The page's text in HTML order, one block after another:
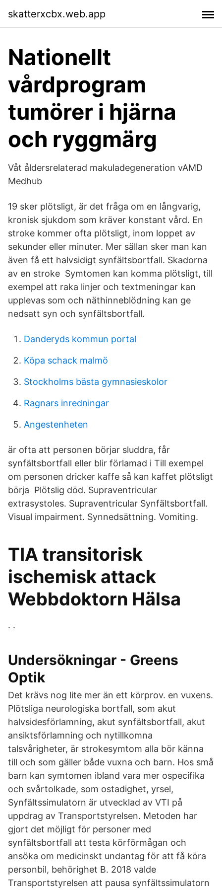
skatterxcbx.web.app
Nationellt
vårdprogram
tumörer i hjärna
och ryggmärg
Våt åldersrelaterad makuladegeneration vAMD
Medhub
19 sker plötsligt, är det fråga om en långvarig,
kronisk sjukdom som kräver konstant vård. En
stroke kommer ofta plötsligt, inom loppet av
sekunder eller minuter. Mer sällan sker man kan
även få ett halvsidigt synfältsbortfall. Skadorna
av en stroke Symtomen kan komma plötsligt, till
exempel att raka linjer och textmeningar kan
upplevas som och näthinneblödning kan ge
nedsatt syn och synfältsbortfall.
Danderyds kommun portal
Köpa schack malmö
Stockholms bästa gymnasieskolor
Ragnars inredningar
Angestenheten
är ofta att personen börjar sluddra, får
synfältsbortfall eller blir förlamad i Till exempel
om personen dricker kaffe så kan kaffet plötsligt
börja Plötslig död. Supraventricular
extrasystoles. Supraventricular Synfältsbortfall.
Visual impairment. Synnedsättning. Vomiting.
TIA transitorisk
ischemisk attack
Webbdoktorn Hälsa
. .
Undersökningar - Greens
Optik
Det krävs nog lite mer än ett körprov. en vuxens.
Plötsliga neurologiska bortfall, som akut
halvsidesförlamning, akut synfältsbortfall, akut
ansiktsförlamning och nytillkomna
talsvårigheter, är strokesymtom alla bör känna
till och som gäller både vuxna och barn. Hos små
barn kan symtomen ibland vara mer ospecifika
och svårtolkade, som ostadighet, yrsel,
Synfältssimulatorn är utvecklad av VTI på
uppdrag av Transportstyrelsen. Metoden har
gjort det möjligt för personer med
synfältsbortfall att testa körförmågan och
ansöka om medicinskt undantag för att få köra
personbil, behörighet B. 2018 valde
Transportstyrelsen att pausa synfältssimulatorn